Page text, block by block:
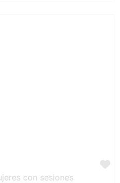
con sesiones